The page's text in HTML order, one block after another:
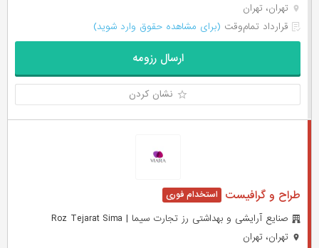
تهران، تهران
قرارداد تمام‌وقت (برای مشاهده حقوق وارد شوید)
ارسال رزومه
نشان کردن
طراح و گرافیست
صنایع آرایشی و بهداشتی رز تجارت سیما | Roz Tejarat Sima
تهران، تهران